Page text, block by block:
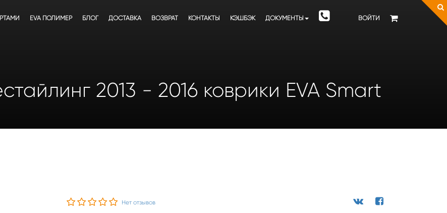
ВОЙТИ
EVA ПОЛИМЕР БЛОГ ДОСТАВКА ВОЗВРАТ КОНТАКТЫ КЭШБЭК ДОКУМЕНТЫ
2013 - 2016 коврики EVA Smart
Нет отзывов